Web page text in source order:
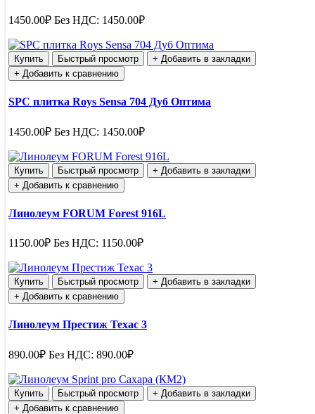
1450.00₽ Без НДС: 1450.00₽
Купить Быстрый просмотр
+ Добавить в закладки
+ Добавить к сравнению
SPC плитка Roys Sensa 704 Дуб Оптима
1450.00₽ Без НДС: 1450.00₽
Купить Быстрый просмотр
+ Добавить в закладки
+ Добавить к сравнению
Линолеум FORUM Forest 916L
1150.00₽ Без НДС: 1150.00₽
Купить Быстрый просмотр
+ Добавить в закладки
+ Добавить к сравнению
Линолеум Престиж Техас 3
890.00₽ Без НДС: 890.00₽
Купить Быстрый просмотр
+ Добавить в закладки
+ Добавить к сравнению